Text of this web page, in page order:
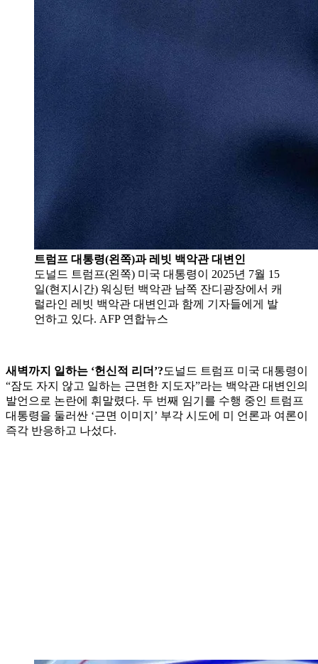
트럼프 대통령(왼쪽)과 레빗 백악관 대변인
도널드 트럼프(왼쪽) 미국 대통령이 2025년 7월 15
일(현지시간) 워싱턴 백악관 남쪽 잔디광장에서 캐
럴라인 레빗 백악관 대변인과 함께 기자들에게 발
언하고 있다. AFP 연합뉴스
새벽까지 일하는 ‘헌신적 리더’?도널드 트럼프 미국 대통령이
“잠도 자지 않고 일하는 근면한 지도자”라는 백악관 대변인의
발언으로 논란에 휘말렸다. 두 번째 임기를 수행 중인 트럼프
대통령을 둘러싼 ‘근면 이미지’ 부각 시도에 미 언론과 여론이
즉각 반응하고 나섰다.